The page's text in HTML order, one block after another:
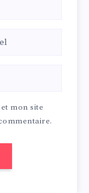
mon site